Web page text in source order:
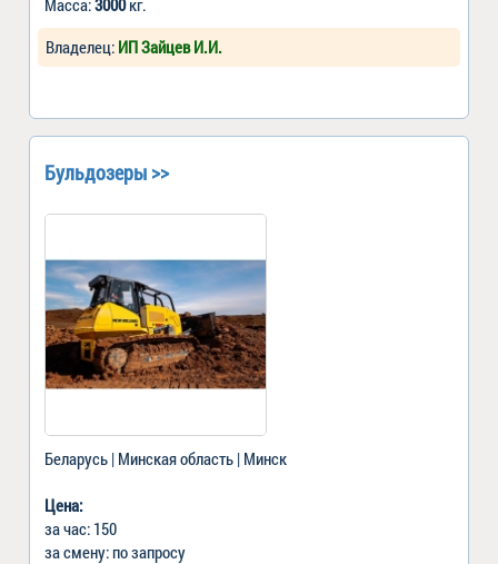
Владелец: ИП Зайцев И.И.
Бульдозеры >>
Беларусь | Минская область | Минск
Цена:
за час: 150
за смену: по запросу